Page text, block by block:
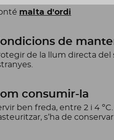
malta d'ordi
de
de la llum directa
consumir-la
ben freda, entre 2 i 4
s’ha de